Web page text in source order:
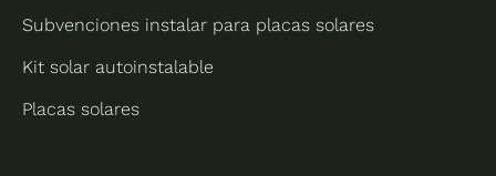
Subvenciones instalar para placas solares
Kit solar autoinstalable
Placas solares